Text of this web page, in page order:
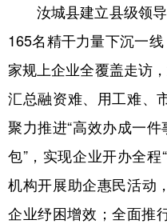
广东 广西
四川 贵州
陕西 甘肃
多语种频道
English Español
汝城县建立县级领导
165名精干力量下沉一
家规上企业全覆盖走访
汇总融资难、用工难、
聚力推进“高效办成一
包”，实现企业开办全
机构开展助企惠民活动
企业纾困增效；全面推